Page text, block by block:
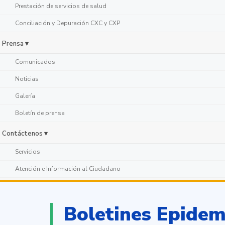
Prestación de servicios de salud
Conciliación y Depuración CXC y CXP
Prensa ▾
Comunicados
Noticias
Galería
Boletín de prensa
Contáctenos ▾
Servicios
Atención e Información al Ciudadano
Boletines